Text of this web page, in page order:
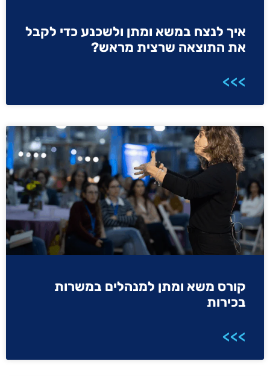
איך לנצח במשא ומתן ולשכנע כדי לקבל
את התוצאה שרצית מראש?
>>>
קורס משא ומתן למנהלים במשרות
בכירות
>>>